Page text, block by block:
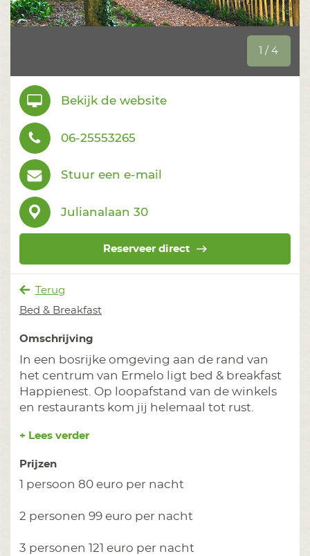
1 / 4
Bekijk de website
06-25553265
Stuur een e-mail
Julianalaan 30
Reserveer direct
Terug
Bed & Breakfast
Omschrijving
In een bosrijke omgeving aan de rand van
het centrum van Ermelo ligt bed & breakfast
Happienest. Op loopafstand van de winkels
en restaurants kom jij helemaal tot rust.
+ Lees verder
Prijzen
1 persoon 80 euro per nacht
2 personen 99 euro per nacht
3 personen 121 euro per nacht